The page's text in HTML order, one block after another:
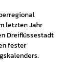
letzten Jahr
Dreiflüssestadt
fester